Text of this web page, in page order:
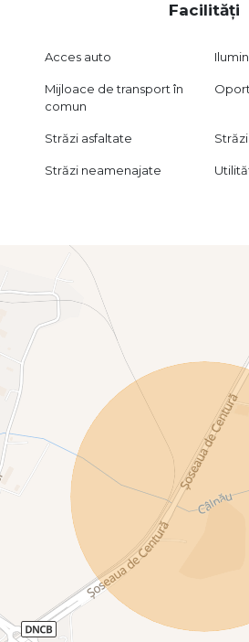
Facilități
Acces auto
Mijloace de transport în
comun
Străzi asfaltate
Străzi neamenajate